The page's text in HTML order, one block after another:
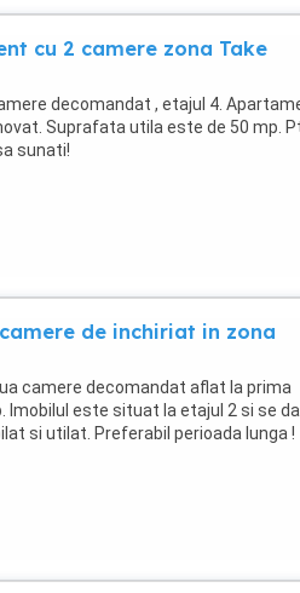
cu 2 camere zona Take
decomandat , etajul 4.
Suprafata utila este de 50 mp.
sunati!
de inchiriat in zona
camere decomandat aflat la prima
Imobilul este situat la etajul 2 si se da
si utilat. Preferabil perioada lunga !